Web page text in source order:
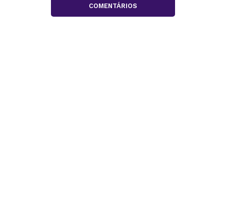
COMENTÁRIOS